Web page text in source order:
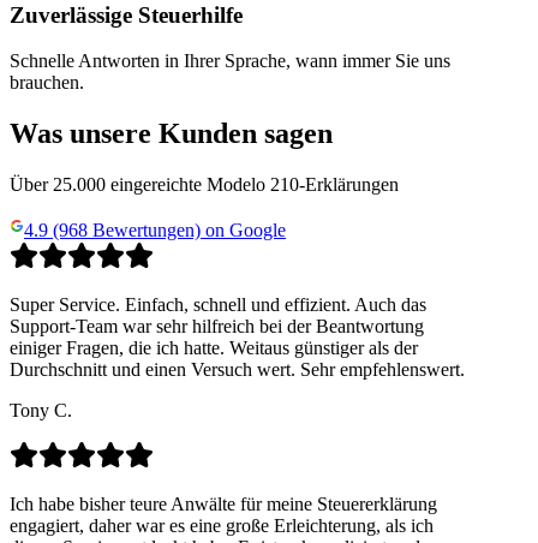
Zuverlässige Steuerhilfe
Schnelle Antworten in Ihrer Sprache, wann immer Sie uns
brauchen.
Was unsere Kunden sagen
Über 25.000 eingereichte Modelo 210-Erklärungen
4.9 (968 Bewertungen) on Google
Super Service. Einfach, schnell und effizient. Auch das
Support-Team war sehr hilfreich bei der Beantwortung
einiger Fragen, die ich hatte. Weitaus günstiger als der
Durchschnitt und einen Versuch wert. Sehr empfehlenswert.
Tony C.
Ich habe bisher teure Anwälte für meine Steuererklärung
engagiert, daher war es eine große Erleichterung, als ich